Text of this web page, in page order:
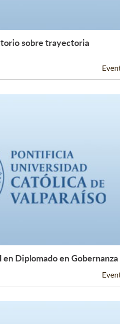
Leer Más +
sobre trayectoria
Leer Más +
Diplomado en Gobernanza